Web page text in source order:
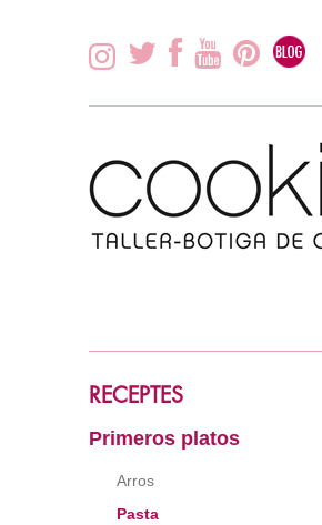
RECEPTES
Primeros platos
Arros
Pasta